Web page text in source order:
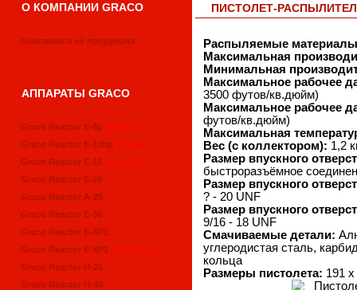
О КОМПАНИИ GRAСO
Компания и её продукция
АППАРАТЫ GRACO
Graco Reactor E-8p Новинка
Graco Reactor E-10hp Новинка
Graсo Reactor E-10 Хит продаж
Graсo Reactor E-20
Graco Reactor A-25
Graсo Reactor E-30
Graсo Reactor E-XP1
Graсo Reactor E-XP2
Хит продаж
Graсo Reactor H-25
Graco Reactor H-40
ПИСТОЛЕТ-РАСПЫЛИТЕЛЬ
Распыляемые
Максимальная
Минимальная
Максимальное рабочее
3500 футов/кв.дюйм)
Максимальное рабочее
футов/кв.дюйм)
Максимальная
Вес (с коллектором): 1,2
Размер впускного
быстроразъёмное
Размер впускного
? - 20 UNF
Размер впускного
9/16 - 18 UNF
Смачиваемые детали:
углеродистая сталь,
кольца
Размеры пистолета: 191